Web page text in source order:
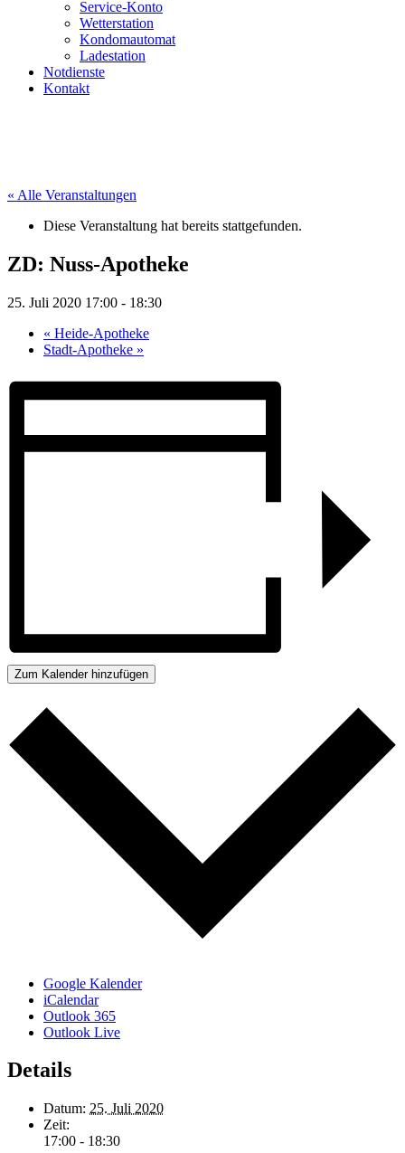
Service-Konto
Wetterstation
Kondomautomat
Ladestation
Notdienste
Kontakt
« Alle Veranstaltungen
Diese Veranstaltung hat bereits stattgefunden.
ZD: Nuss-Apotheke
25. Juli 2020 17:00 - 18:30
« Heide-Apotheke
Stadt-Apotheke »
Zum Kalender hinzufügen
Google Kalender
iCalendar
Outlook 365
Outlook Live
Details
Datum: 25. Juli 2020
Zeit:
17:00 - 18:30